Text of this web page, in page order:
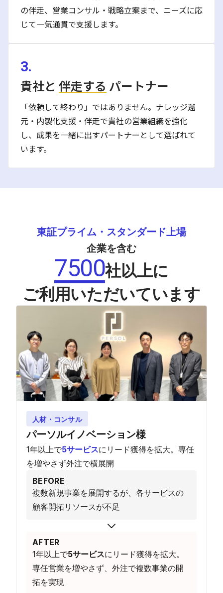
の伴走、営業コンサル・戦略立案まで、ニーズに応
じて一気通貫で支援します。
3.
貴社と 伴走する パートナー
「依頼して終わり」ではありません。ナレッジ還
元・内製化支援・伴走で貴社の営業組織を強化
し、成果を一緒に出すパートナーとして選ばれて
います。
東証プライム・スタンダード上場
企業を含む
7500社以上に
ご利用いただいています
人材・コンサル
パーソルイノベーション様
1年以上で5サービスにリード獲得を拡大。専任
を増やさず外注で横展開
BEFORE
複数新規事業を展開するが、各サービスの
顧客開拓リソースが不足
AFTER
1年以上で5サービスにリード獲得を拡大。
専任営業を増やさず、外注で複数事業の開
拓を実現